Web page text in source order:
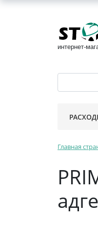
интернет-
Главная